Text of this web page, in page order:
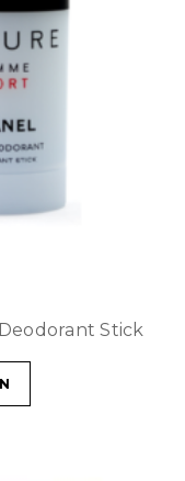
Stick